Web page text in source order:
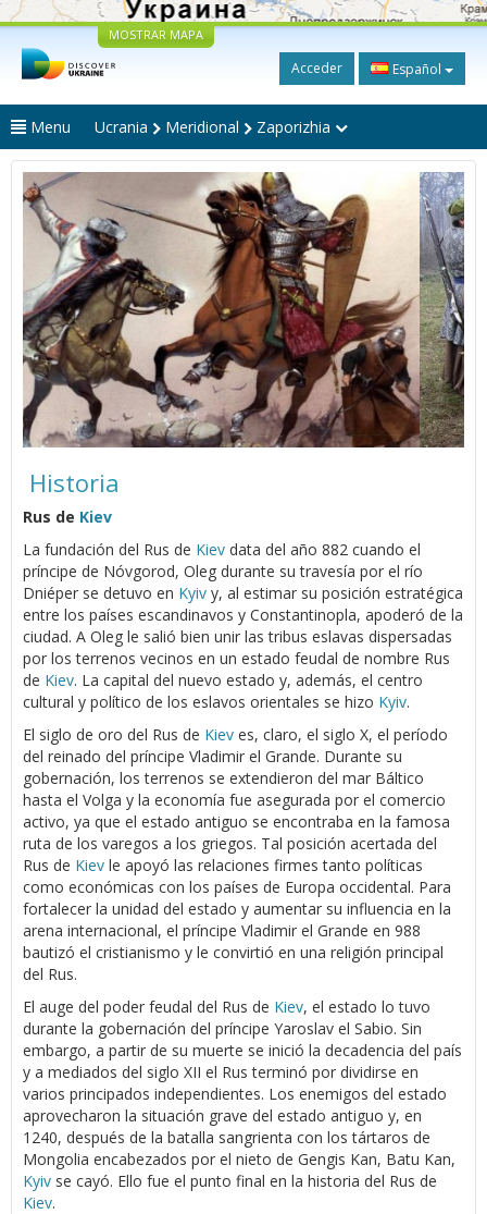
MOSTRAR MAPA
Acceder Español
Menu Ucrania Meridional Zaporizhia
Historia
Rus de Kiev
La fundación del Rus de Kiev data del año 882 cuando el
príncipe de Nóvgorod, Oleg durante su travesía por el río
Dniéper se detuvo en Kyiv y, al estimar su posición estratégica
entre los países escandinavos y Constantinopla, apoderó de la
ciudad. A Oleg le salió bien unir las tribus eslavas dispersadas
por los terrenos vecinos en un estado feudal de nombre Rus
de Kiev. La capital del nuevo estado y, además, el centro
cultural y político de los eslavos orientales se hizo Kyiv.
El siglo de oro del Rus de Kiev es, claro, el siglo X, el período
del reinado del príncipe Vladimir el Grande. Durante su
gobernación, los terrenos se extendieron del mar Báltico
hasta el Volga y la economía fue asegurada por el comercio
activo, ya que el estado antiguo se encontraba en la famosa
ruta de los varegos a los griegos. Tal posición acertada del
Rus de Kiev le apoyó las relaciones firmes tanto políticas
como económicas con los países de Europa occidental. Para
fortalecer la unidad del estado y aumentar su influencia en la
arena internacional, el príncipe Vladimir el Grande en 988
bautizó el cristianismo y le convirtió en una religión principal
del Rus.
El auge del poder feudal del Rus de Kiev, el estado lo tuvo
durante la gobernación del príncipe Yaroslav el Sabio. Sin
embargo, a partir de su muerte se inició la decadencia del país
y a mediados del siglo XII el Rus terminó por dividirse en
varios principados independientes. Los enemigos del estado
aprovecharon la situación grave del estado antiguo y, en
1240, después de la batalla sangrienta con los tártaros de
Mongolia encabezados por el nieto de Gengis Kan, Batu Kan,
Kyiv se cayó. Ello fue el punto final en la historia del Rus de
Kiev.